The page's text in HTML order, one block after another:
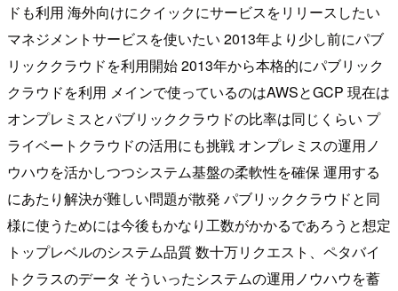
ドも利用 海外向けにクイックにサービスをリリースしたい
マネジメントサービスを使いたい 2013年より少し前にパブ
リッククラウドを利用開始 2013年から本格的にパブリック
クラウドを利用 メインで使っているのはAWSとGCP 現在は
オンプレミスとパブリッククラウドの比率は同じくらい プ
ライベートクラウドの活用にも挑戦 オンプレミスの運用ノ
ウハウを活かしつつシステム基盤の柔軟性を確保 運用する
にあたり解決が難しい問題が散発 パブリッククラウドと同
様に使うためには今後もかなり工数がかかるであろうと想定
トップレベルのシステム品質 数十万リクエスト、ペタバイ
トクラスのデータ そういったシステムの運用ノウハウを蓄